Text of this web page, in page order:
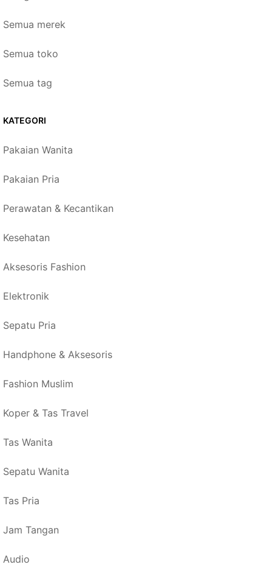
Semua merek
Semua toko
Semua tag
KATEGORI
Pakaian Wanita
Pakaian Pria
Perawatan & Kecantikan
Kesehatan
Aksesoris Fashion
Elektronik
Sepatu Pria
Handphone & Aksesoris
Fashion Muslim
Koper & Tas Travel
Tas Wanita
Sepatu Wanita
Tas Pria
Jam Tangan
Audio